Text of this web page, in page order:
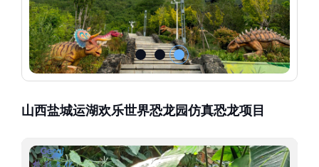
山西盐城运湖欢乐世界恐龙园仿真恐龙项目